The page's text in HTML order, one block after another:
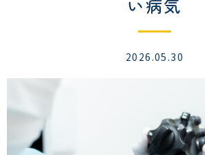
い病気
2026.05.30